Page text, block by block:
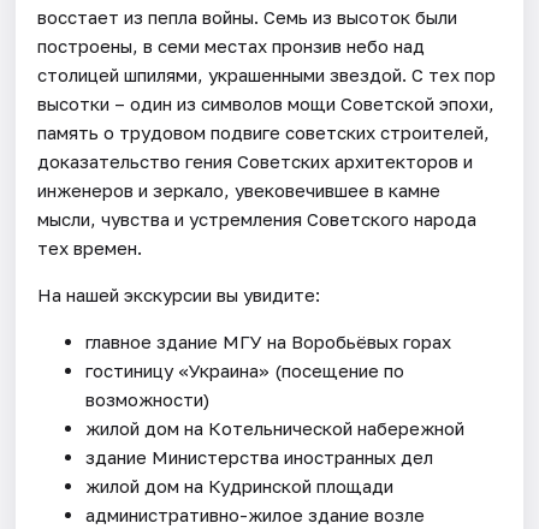
восстает из пепла войны. Семь из высоток были
построены, в семи местах пронзив небо над
столицей шпилями, украшенными звездой. С тех пор
высотки – один из символов мощи Советской эпохи,
память о трудовом подвиге советских строителей,
доказательство гения Советских архитекторов и
инженеров и зеркало, увековечившее в камне
мысли, чувства и устремления Советского народа
тех времен.
На нашей экскурсии вы увидите:
главное здание МГУ на Воробьёвых горах
гостиницу «Украина» (посещение по
возможности)
жилой дом на Котельнической набережной
здание Министерства иностранных дел
жилой дом на Кудринской площади
административно-жилое здание возле